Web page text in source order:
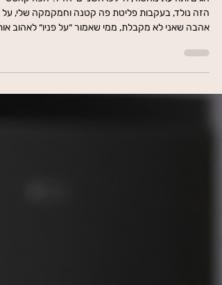
פודקאסט 89 - תודעת
מחסור
הזה נולד, בעקבות פליטת פה קטנה וחמקמקה שלי, על